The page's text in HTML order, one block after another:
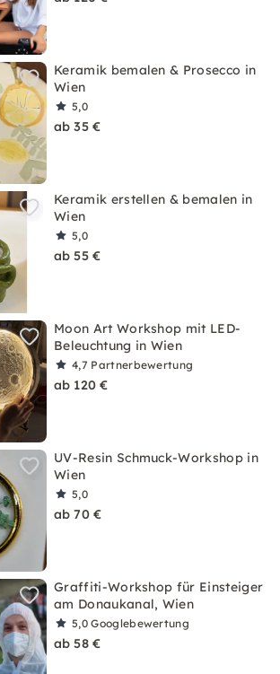
Keramik bemalen & Prosecco in
Wien
5,0
ab 35 €
Keramik erstellen & bemalen in
Wien
5,0
ab 55 €
Moon Art Workshop mit LED-
Beleuchtung in Wien
4,7 Partnerbewertung
ab 120 €
UV-Resin Schmuck-Workshop in
Wien
5,0
ab 70 €
Graffiti-Workshop für Einsteiger
am Donaukanal, Wien
5,0Googlebewertung
ab 58 €